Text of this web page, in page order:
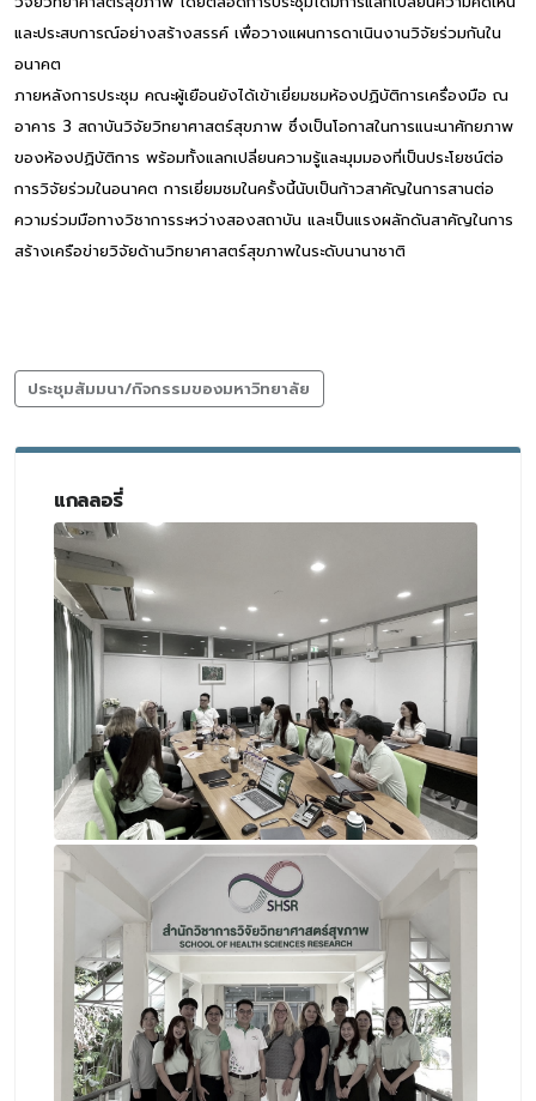
และประสบการณ์อย่างสร้างสรรค์ เพื่อวางแผนการดาเนินงานวิจัยร่วมกันใน
อนาคต
ภายหลังการประชุม คณะผู้เยือนยังได้เข้าเยี่ยมชมห้องปฏิบัติการเครื่องมือ ณ
อาคาร 3 สถาบันวิจัยวิทยาศาสตร์สุขภาพ ซึ่งเป็นโอกาสในการแนะนาศักยภาพ
ของห้องปฏิบัติการ พร้อมทั้งแลกเปลี่ยนความรู้และมุมมองที่เป็นประโยชน์ต่อ
การวิจัยร่วมในอนาคต การเยี่ยมชมในครั้งนี้นับเป็นก้าวสาคัญในการสานต่อ
ความร่วมมือทางวิชาการระหว่างสองสถาบัน และเป็นแรงผลักดันสาคัญในการ
สร้างเครือข่ายวิจัยด้านวิทยาศาสตร์สุขภาพในระดับนานาชาติ
ประชุมสัมมนา/กิจกรรมของมหาวิทยาลัย
แกลลอรี่